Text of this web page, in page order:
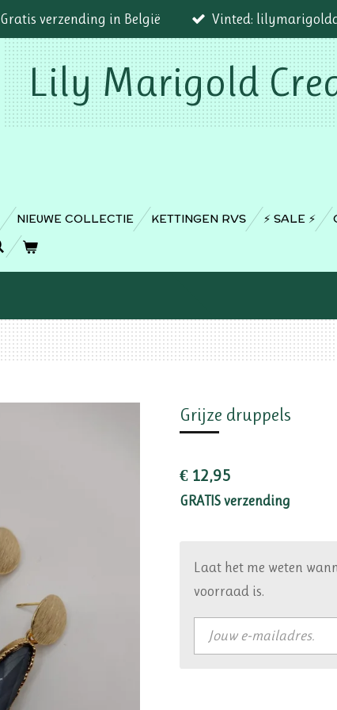
Gratis verzending in België Vinted:
Lily Marigold
NIEUWE COLLECTIE KETTINGEN RVS ⚡️ SALE ⚡️
Grijze druppels
€ 12,95
GRATIS verzending
Laat het me weten
voorraad is.